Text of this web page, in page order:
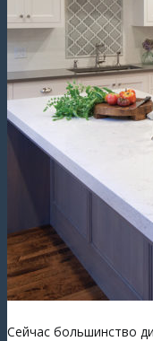
Сейчас большинство